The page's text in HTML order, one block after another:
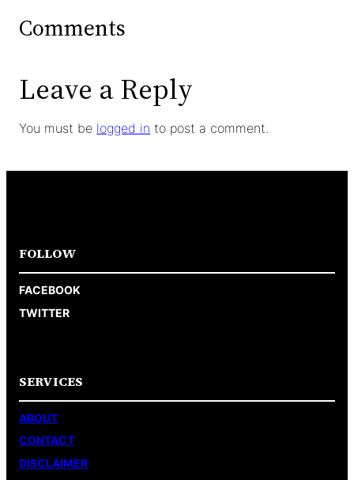
Comments
Leave a Reply
You must be logged in to post a comment.
FOLLOW
FACEBOOK
TWITTER
SERVICES
ABOUT
CONTACT
DISCLAIMER